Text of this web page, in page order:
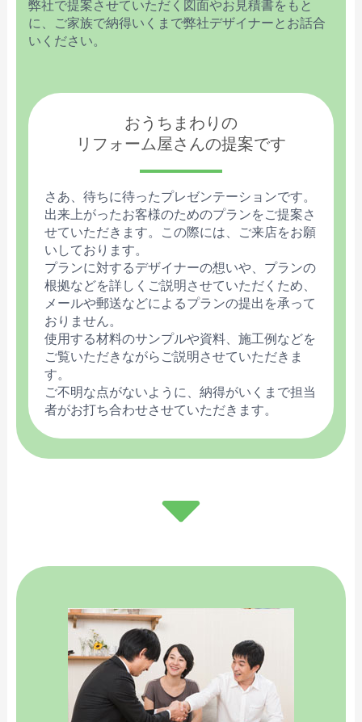
弊社で提案させていただく図面やお見積書をもと
に、ご家族で納得いくまで弊社デザイナーとお話合
いください。
おうちまわりの
リフォーム屋さんの提案です
さあ、待ちに待ったプレゼンテーションです。
出来上がったお客様のためのプランをご提案さ
せていただきます。この際には、ご来店をお願
いしております。
プランに対するデザイナーの想いや、プランの
根拠などを詳しくご説明させていただくため、
メールや郵送などによるプランの提出を承って
おりません。
使用する材料のサンプルや資料、施工例などを
ご覧いただきながらご説明させていただきま
す。
ご不明な点がないように、納得がいくまで担当
者がお打ち合わせさせていただきます。